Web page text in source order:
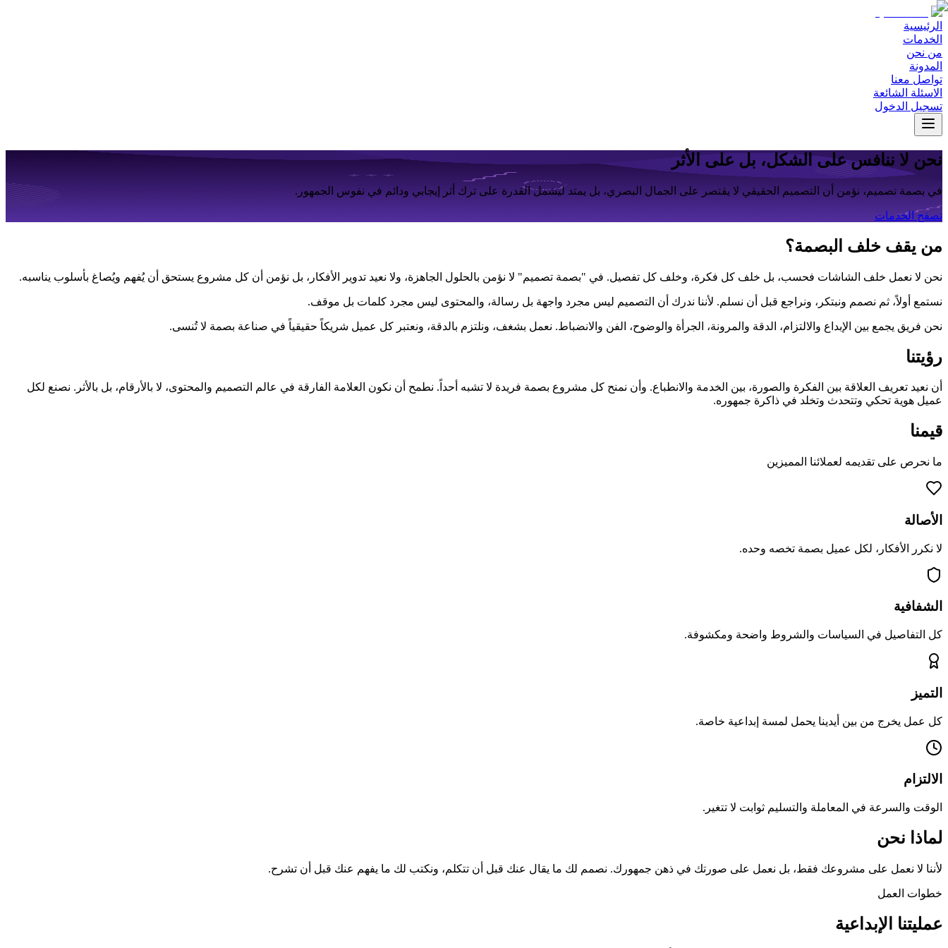
الرئيسية
الخدمات
من نحن
المدونة
تواصل معنا
الاسئلة الشائعة
تسجيل الدخول
نحن لا ننافس على الشكل، بل على الأثر
في بصمة تصميم، نؤمن أن التصميم الحقيقي لا يقتصر على الجمال البصري، بل يمتد ليشمل القدرة على ترك أثر إيجابي ودائم في نفوس الجمهور.
تصفح الخدمات
من يقف خلف البصمة؟
نحن لا نعمل خلف الشاشات فحسب، بل خلف كل فكرة، وخلف كل تفصيل. في "بصمة تصميم" لا نؤمن بالحلول الجاهزة، ولا نعيد تدوير الأفكار، بل نؤمن أن كل مشروع يستحق أن يُفهم ويُصاغ بأسلوب يناسبه.
نستمع أولاً، ثم نصمم ونبتكر، ونراجع قبل أن نسلم. لأننا ندرك أن التصميم ليس مجرد واجهة بل رسالة، والمحتوى ليس مجرد كلمات بل موقف.
نحن فريق يجمع بين الإبداع والالتزام، الدقة والمرونة، الجرأة والوضوح، الفن والانضباط. نعمل بشغف، ونلتزم بالدقة، ونعتبر كل عميل شريكاً حقيقياً في صناعة بصمة لا تُنسى.
رؤيتنا
أن نعيد تعريف العلاقة بين الفكرة والصورة، بين الخدمة والانطباع. وأن نمنح كل مشروع بصمة فريدة لا تشبه أحداً. نطمح أن نكون العلامة الفارقة في عالم التصميم والمحتوى، لا بالأرقام، بل بالأثر. نصنع لكل
عميل هوية تحكي وتتحدث وتخلد في ذاكرة جمهوره.
قيمنا
ما نحرص على تقديمه لعملائنا المميزين
الأصالة
لا نكرر الأفكار، لكل عميل بصمة تخصه وحده.
الشفافية
كل التفاصيل في السياسات والشروط واضحة ومكشوفة.
التميز
كل عمل يخرج من بين أيدينا يحمل لمسة إبداعية خاصة.
الالتزام
الوقت والسرعة في المعاملة والتسليم ثوابت لا تتغير.
لماذا نحن
لأننا لا نعمل على مشروعك فقط، بل نعمل على صورتك في ذهن جمهورك. نصمم لك ما يقال عنك قبل أن تتكلم، ونكتب لك ما يفهم عنك قبل أن تشرح.
خطوات العمل
عمليتنا الإبداعية